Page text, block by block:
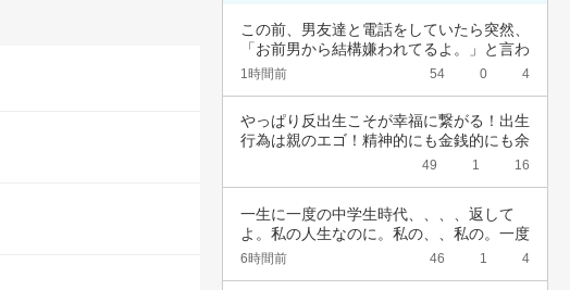
この前、男友達と電話をしていたら突然、
「お前男から結構嫌われてるよ。」と言わ
れました…
1時間前 54 0 4
やっぱり反出生こそが幸福に繋がる！出生
行為は親のエゴ！精神的にも金銭的にも余
49 1 16
一生に一度の中学生時代、、、、返して
よ。私の人生なのに。私の、、私の。一度
でいいから…
6時間前 46 1 4